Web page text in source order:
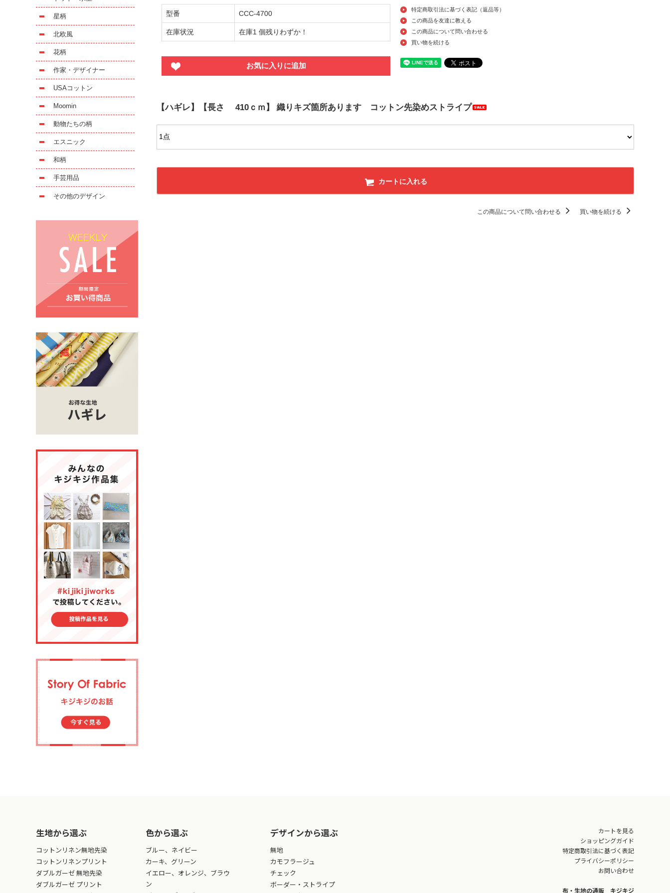
型番 CCC-4700
在庫状況 在庫1 個残りわずか！
お気に入りに追加
特定商取引法に基づく表記（返品等）
この商品を友達に教える
この商品について問い合わせる
買い物を続ける
【ハギレ】【長さ 410ｃｍ】 織りキズ箇所あります コットン先染めストライプ
カートに入れる
この商品について問い合わせる 買い物を続ける
星柄
北欧風
花柄
作家・デザイナー
USAコットン
Moomin
動物たちの柄
エスニック
和柄
手芸用品
その他のデザイン
生地から選ぶ
コットンリネン無地先染
コットンリネンプリント
ダブルガーゼ 無地先染
ダブルガーゼ プリント
色から選ぶ
ブルー、ネイビー
カーキ、グリーン
イエロー、オレンジ、ブラウ
ン
デザインから選ぶ
無地
カモフラージュ
チェック
ボーダー・ストライプ
カートを見る
ショッピングガイド
特定商取引法に基づく表記
プライバシーポリシー
お問い合わせ
布・生地の通販 キジキジ